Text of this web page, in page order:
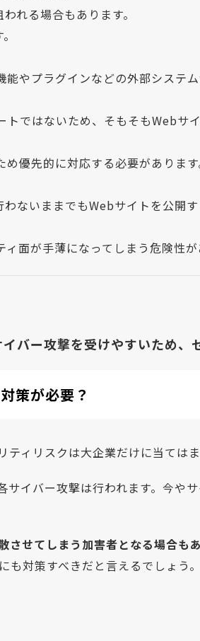
れる場合もあります。
やプラグインなどの外部システ
ではないため、そもそもWebサ
優先的に対応する必要があります
ないままでもWebサイトを公開
面が手薄になってしまう危険性が
バー攻撃を受けやすいため、
策が必要？
ィリスクは大企業だけに当ては
イバー攻撃は行われます。今や
させてしまう加害者となる場合も
対策すべきだと言えるでしょう。